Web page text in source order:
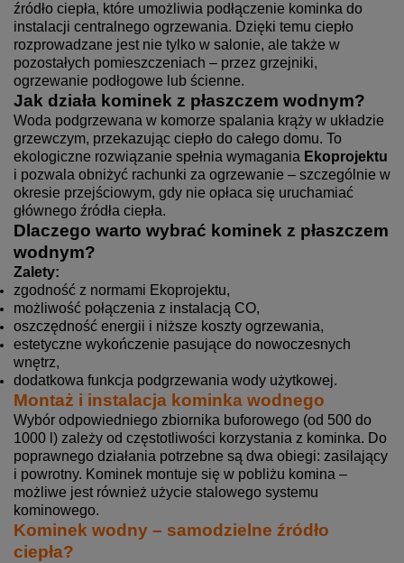
źródło ciepła, które umożliwia podłączenie kominka do
instalacji centralnego ogrzewania. Dzięki temu ciepło
rozprowadzane jest nie tylko w salonie, ale także w
pozostałych pomieszczeniach – przez grzejniki,
ogrzewanie podłogowe lub ścienne.
Jak działa kominek z płaszczem wodnym?
Woda podgrzewana w komorze spalania krąży w układzie
grzewczym, przekazując ciepło do całego domu. To
ekologiczne rozwiązanie spełnia wymagania Ekoprojektu
i pozwala obniżyć rachunki za ogrzewanie – szczególnie w
okresie przejściowym, gdy nie opłaca się uruchamiać
głównego źródła ciepła.
Dlaczego warto wybrać kominek z płaszczem
wodnym?
Zalety:
zgodność z normami Ekoprojektu,
możliwość połączenia z instalacją CO,
oszczędność energii i niższe koszty ogrzewania,
estetyczne wykończenie pasujące do nowoczesnych
wnętrz,
dodatkowa funkcja podgrzewania wody użytkowej.
Montaż i instalacja kominka wodnego
Wybór odpowiedniego zbiornika buforowego (od 500 do
1000 l) zależy od częstotliwości korzystania z kominka. Do
poprawnego działania potrzebne są dwa obiegi: zasilający
i powrotny. Kominek montuje się w pobliżu komina –
możliwe jest również użycie stalowego systemu
kominowego.
Kominek wodny – samodzielne źródło
ciepła?